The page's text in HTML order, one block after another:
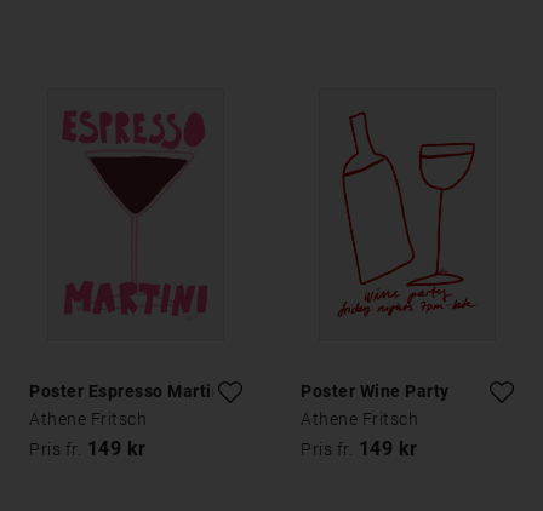
Poster Espresso Martini
Athene Fritsch
Pris fr. 149 kr
Poster Wine Party
Athene Fritsch
Pris fr. 149 kr